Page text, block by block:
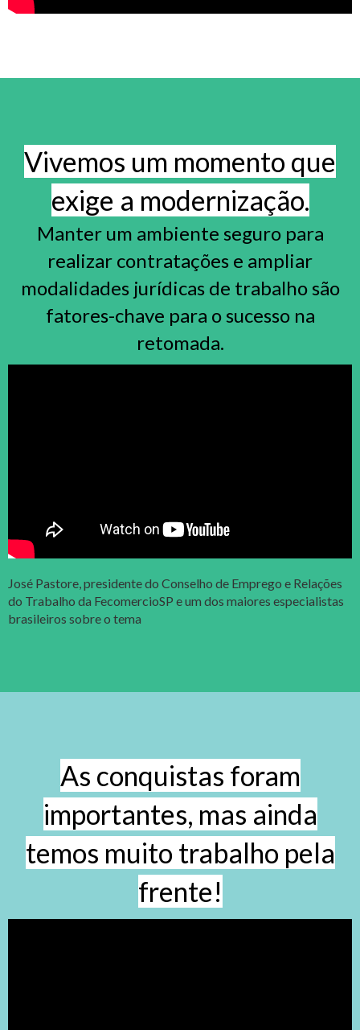
Vivemos um momento que
exige a modernização.
Manter um ambiente seguro para
realizar contratações e ampliar
modalidades jurídicas de trabalho são
fatores-chave para o sucesso na
retomada.
José Pastore, presidente do Conselho de Emprego e Relações
do Trabalho da FecomercioSP e um dos maiores especialistas
brasileiros sobre o tema
As conquistas foram
importantes, mas ainda
temos muito trabalho pela
frente!